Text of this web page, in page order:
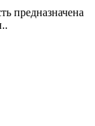
предназначена